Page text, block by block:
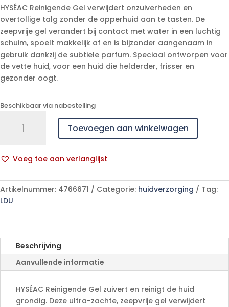
HYSÉAC Reinigende Gel verwijdert onzuiverheden en
overtollige talg zonder de opperhuid aan te tasten. De
zeepvrije gel verandert bij contact met water in een luchtig
schuim, spoelt makkelijk af en is bijzonder aangenaam in
gebruik dankzij de subtiele parfum. Speciaal ontworpen voor
de vette huid, voor een huid die helderder, frisser en
gezonder oogt.
Beschikbaar via nabestelling
Hyseac
500ml
aantal
Toevoegen aan winkelwagen
Voeg toe aan verlanglijst
l
t
e
a
t
Artikelnummer: 4766671 Categorie: huidverzorging
Tag:
LDU
Beschrijving
Aanvullende informatie
HYSÉAC Reinigende Gel zuivert en reinigt de huid
grondig. Deze ultra-zachte, zeepvrije gel verwijdert